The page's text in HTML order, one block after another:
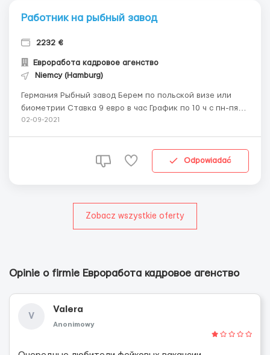
Работник на рыбный завод
2232 €
Евроработа кадровое агенство
Niemcy (Hamburg)
Германия Рыбный завод Берем по польской визе или
биометрии Ставка 9 евро в час График по 10 ч с пн-пят,
суббота по 8 ч , вос. -выходной Обязанности -
пары до 50 лет! Жилье предоставляет ...
02-09-2021
Odpowiadać
Zobacz wszystkie oferty
Opinie o firmie Евроработа кадровое агенство
V
Valera
Anonimowy